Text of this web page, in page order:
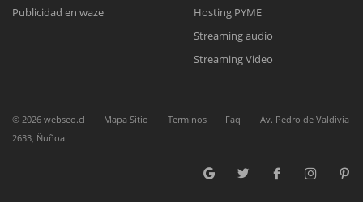
Publicidad en waze
Hosting PYME
Streaming audio
Streaming Video
© 2026 webseo.cl Mapa Sitio Terminos Faq
Av. Pedro de Valdivia
2633, Ñuñoa.